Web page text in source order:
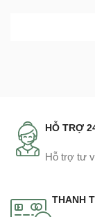
HỖ TRỢ
Hỗ trợ tư
THANH